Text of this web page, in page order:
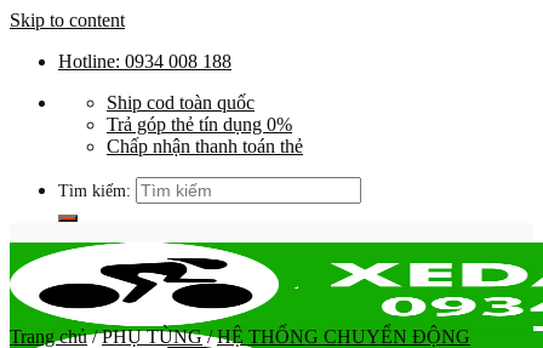
Skip to content
Hotline: 0934 008 188
Ship cod toàn quốc
Trả góp thẻ tín dụng 0%
Chấp nhận thanh toán thẻ
Tìm kiếm:
Trang chủ / PHỤ TÙNG / HỆ THỐNG CHUYỂN ĐỘNG